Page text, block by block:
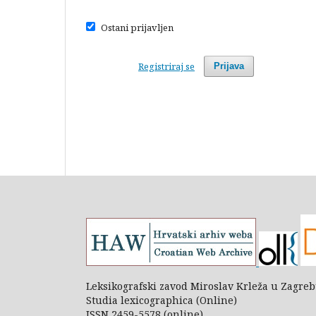
Ostani prijavljen
Prijava
Registriraj se
Leksikografski zavod Miroslav Krleža u
Studia lexicographica (Online)